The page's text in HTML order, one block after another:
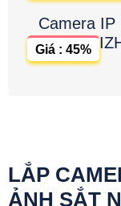
Camera IP
Giá : 45%
LẮP
ẢNH SẮT